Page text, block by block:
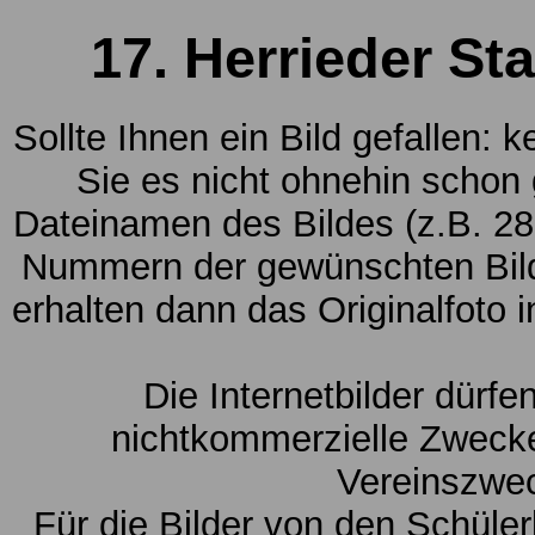
17. Herrieder
Sollte Ihnen ein Bild gefallen:
Sie es nicht ohnehin
Dateinamen des Bildes (z.B.
Nummern der gewünschten
erhalten dann das Originalfoto
Die Internetbilder
nichtkommerzielle
Für die Bilder von den